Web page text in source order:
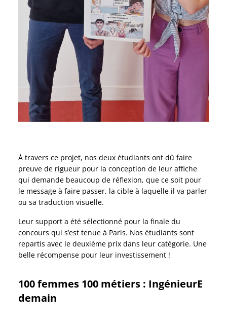
À travers ce projet, nos deux étudiants ont dû faire
preuve de rigueur pour la conception de leur affiche
qui demande beaucoup de réflexion, que ce soit pour
le message à faire passer, la cible à laquelle il va parler
ou sa traduction visuelle.
Leur support a été sélectionné pour la finale du
concours qui s’est tenue à Paris. Nos étudiants sont
repartis avec le deuxième prix dans leur catégorie. Une
belle récompense pour leur investissement !
100 femmes 100 métiers : IngénieurE
demain